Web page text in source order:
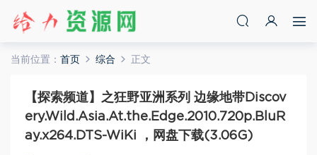
当前位置： 首页 综合 正文
【探索频道】之狂野亚洲系列 边缘地带Discov
ery.Wild.Asia.At.the.Edge.2010.720p.BluR
ay.x264.DTS-WiKi ，网盘下载(3.06G)